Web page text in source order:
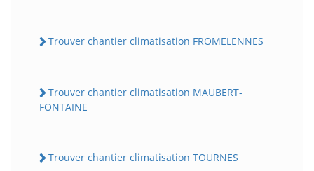
Trouver chantier climatisation FROMELENNES
Trouver chantier climatisation MAUBERT-
FONTAINE
Trouver chantier climatisation TOURNES